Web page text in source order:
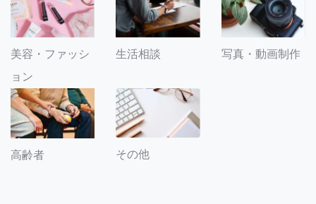
美容・ファッシ
ョン
生活相談 写真・動画制作
高齢者 その他